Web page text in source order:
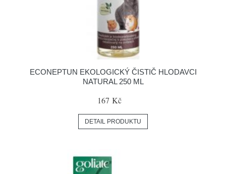
ECONEPTUN EKOLOGICKÝ ČISTIČ HLODAVCI
NATURAL 250 ML
167 Kč
DETAIL PRODUKTU